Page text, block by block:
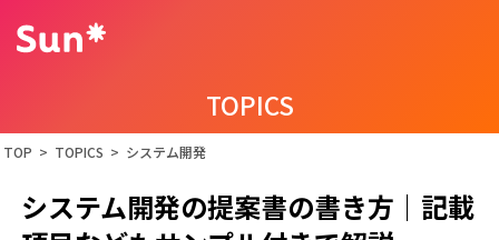
TOPICS
TOP > TOPICS > システム開発
システム開発の提案書の書き方｜記載